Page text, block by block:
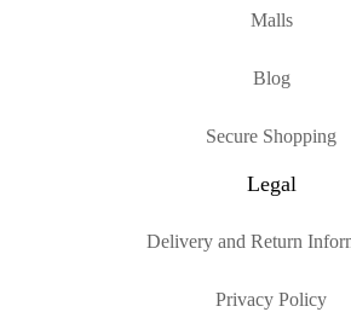
Malls
Blog
Secure Shopping
Legal
Delivery and Return
Privacy Policy